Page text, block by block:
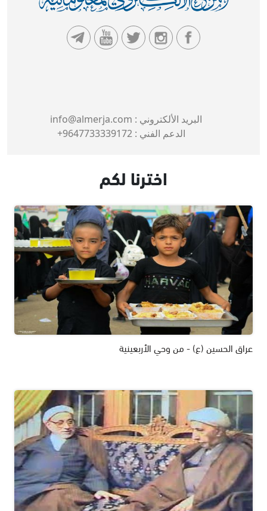
البريد الألكتروني : info@almerja.com
الدعم الفني : 9647733339172+
اخترنا لكم
عراق الحسين (ع) - من وحي الأربعينية